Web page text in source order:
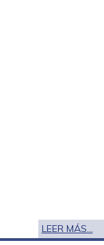
LEER MÁS...